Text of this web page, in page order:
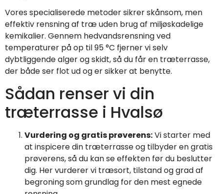
Vores specialiserede metoder sikrer skånsom, men
effektiv rensning af træ uden brug af miljøskadelige
kemikalier. Gennem hedvandsrensning ved
temperaturer på op til 95 °C fjerner vi selv
dybtliggende alger og skidt, så du får en træterrasse,
der både ser flot ud og er sikker at benytte.
Sådan renser vi din
træterrasse i Hvalsø
Vurdering og gratis prøverens:Vi starter med
at inspicere din træterrasse og tilbyder en gratis
prøverens, så du kan se effekten før du beslutter
dig. Her vurderer vi træsort, tilstand og grad af
begroning som grundlag for den mest egnede